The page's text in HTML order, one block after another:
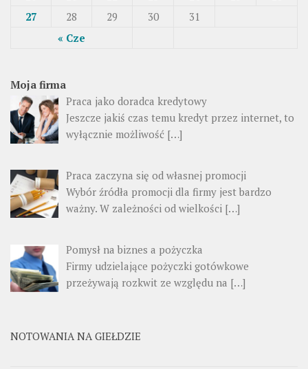
« Cze
27
28 29 30 31
Moja firma
Praca jako doradca kredytowy
Jeszcze jakiś czas temu kredyt przez internet, to
wyłącznie możliwość […]
Praca zaczyna się od własnej promocji
Wybór źródła promocji dla firmy jest bardzo
ważny. W zależności od wielkości […]
Pomysł na biznes a pożyczka
Firmy udzielające pożyczki gotówkowe
przeżywają rozkwit ze względu na […]
NOTOWANIA NA GIEŁDZIE